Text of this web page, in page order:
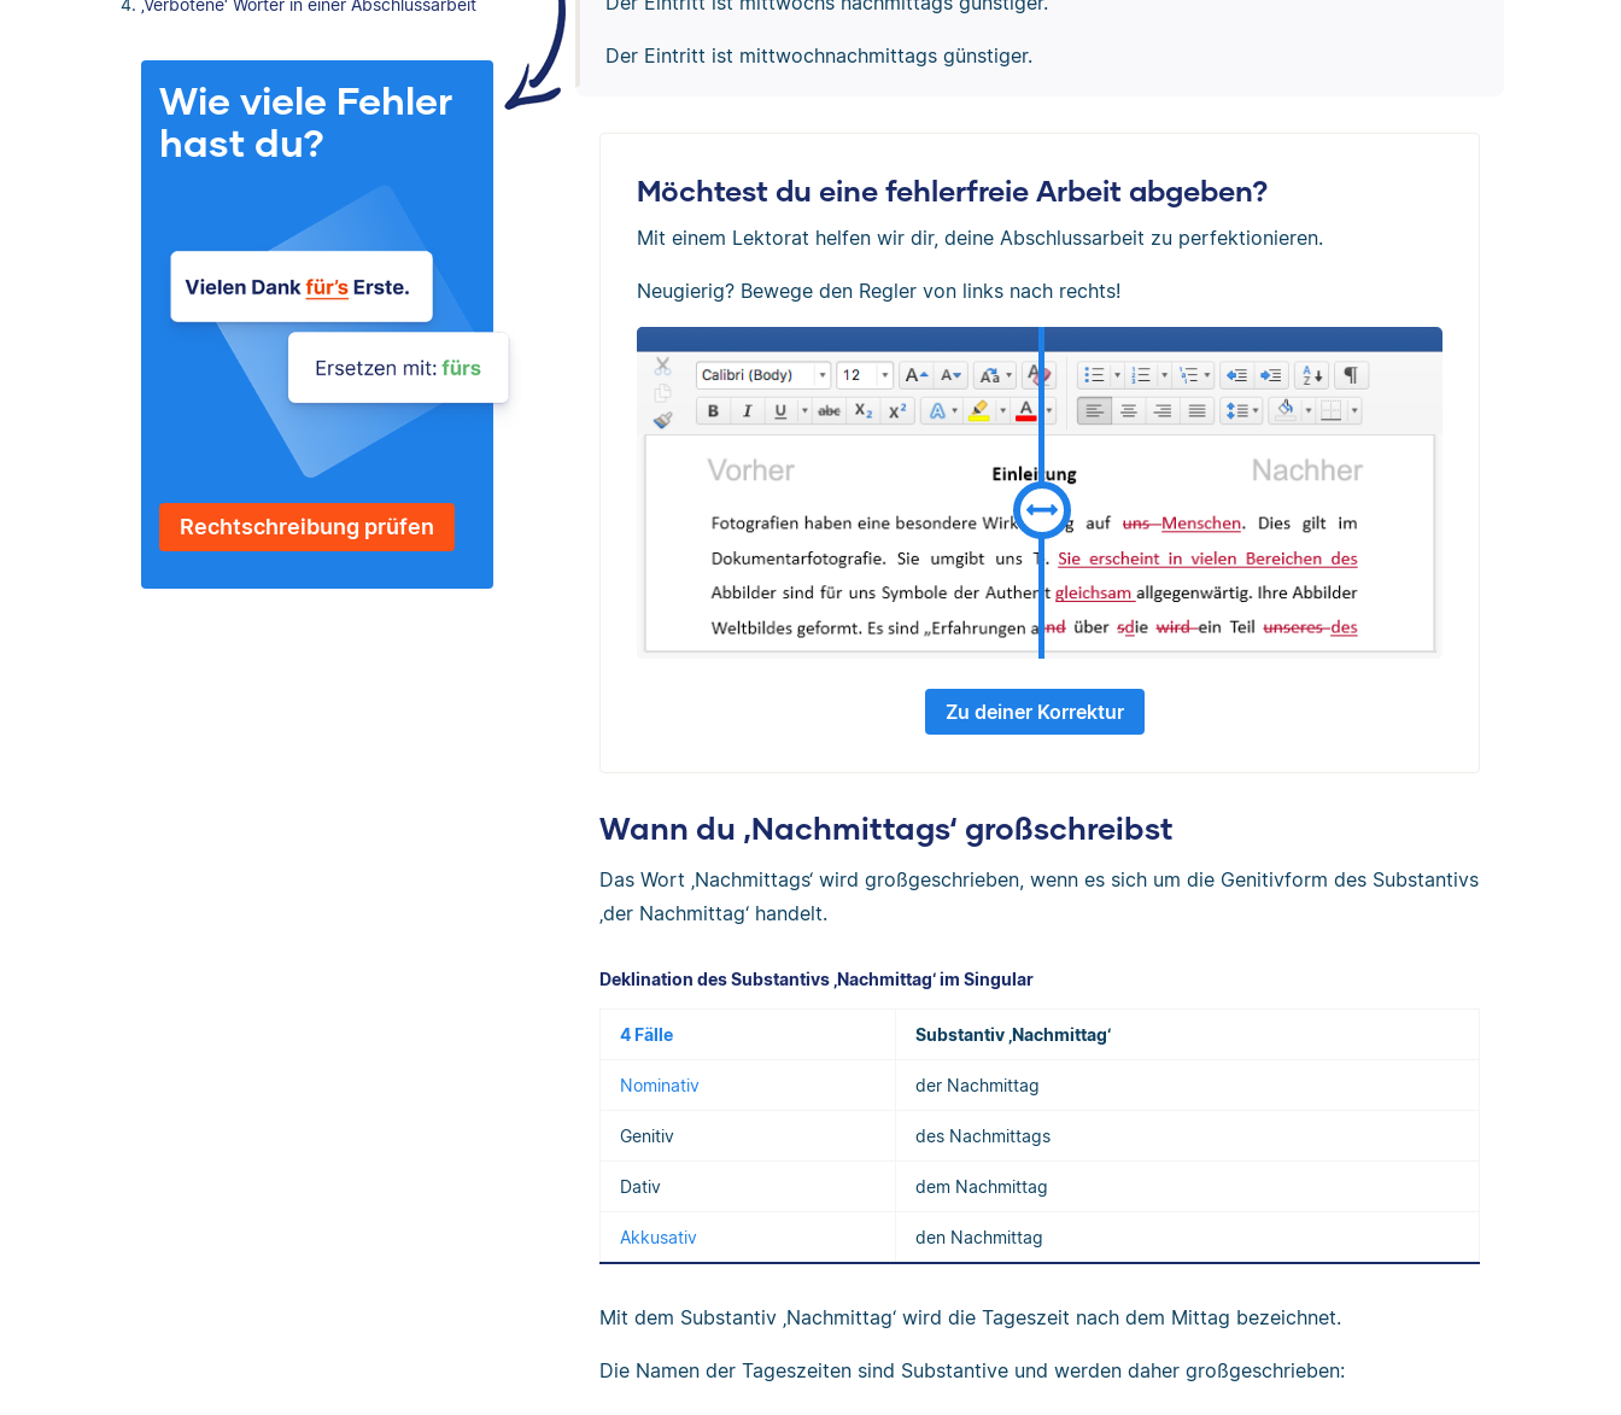
‚Verbotene‘ Wörter in einer Abschlussarbeit
Wie viele Fehler
hast du?
Rechtschreibung prüfen
Der Eintritt ist mittwochnachmittags günstiger.
Möchtest du eine fehlerfreie Arbeit abgeben?
Mit einem Lektorat helfen wir dir, deine Abschlussarbeit zu perfektionieren.
Neugierig? Bewege den Regler von links nach rechts!
Zu deiner Korrektur
Wann du ‚Nachmittags‘ großschreibst
Das Wort ‚Nachmittags‘ wird großgeschrieben, wenn es sich um die Genitivform des Substantivs
‚der Nachmittag‘ handelt.
Deklination des Substantivs ‚Nachmittag‘ im Singular
4 Fälle Substantiv ‚Nachmittag‘
Nominativ der Nachmittag
Genitiv des Nachmittags
Dativ dem Nachmittag
Akkusativ den Nachmittag
Mit dem Substantiv ‚Nachmittag‘ wird die Tageszeit nach dem Mittag bezeichnet.
Die Namen der Tageszeiten sind Substantive und werden daher großgeschrieben: